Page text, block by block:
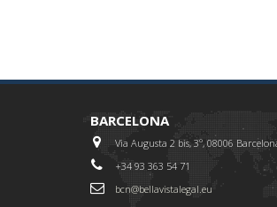
BARCELONA
Via Augusta 2 bis, 3º, 08006
+34 93 363 54 71
bcn@bellavistalegal.eu